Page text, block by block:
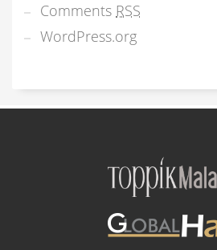
Comments RSS
WordPress.org